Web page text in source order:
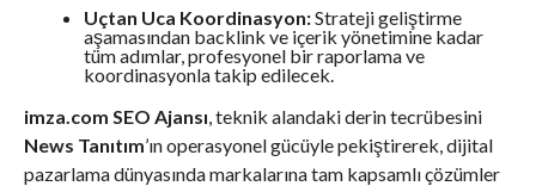
Uçtan Uca Koordinasyon:Strateji geliştirme
aşamasından backlink ve içerik yönetimine kadar
tüm adımlar, profesyonel bir raporlama ve
koordinasyonla takip edilecek.
imza.com SEO Ajansı, teknik alandaki derin tecrübesini
News Tanıtım’ın operasyonel gücüyle pekiştirerek, dijital
pazarlama dünyasında markalarına tam kapsamlı çözümler